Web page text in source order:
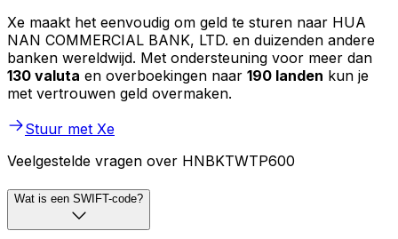
Xe maakt het eenvoudig om geld te sturen naar HUA
NAN COMMERCIAL BANK, LTD. en duizenden andere
banken wereldwijd. Met ondersteuning voor meer dan
130 valuta en overboekingen naar 190 landen kun je
met vertrouwen geld overmaken.
Stuur met Xe
Veelgestelde vragen over HNBKTWTP600
Wat is een SWIFT-code?